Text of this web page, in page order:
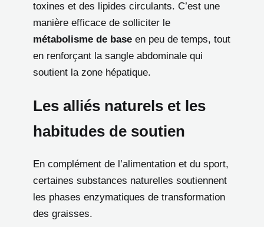
toxines et des lipides circulants. C’est une
manière efficace de solliciter le
métabolisme de base en peu de temps, tout
en renforçant la sangle abdominale qui
soutient la zone hépatique.
Les alliés naturels et les
habitudes de soutien
En complément de l’alimentation et du sport,
certaines substances naturelles soutiennent
les phases enzymatiques de transformation
des graisses.